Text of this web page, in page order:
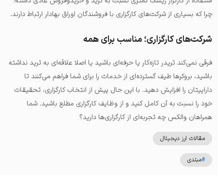
چرا که بسیاری از شرکت‌های کارگزاری با فروشندگان اوراق بهادار ارتباط دارند.
شرکت‌های کارگزاری؛ مناسب برای همه
فرقی نمی‌کند تریدر تازه‌کار یا حرفه‌ای باشید یا اصلا علاقه‌ای به ترید نداشته
باشید، بروکرها طیف گسترده‌ای از خدمات را برای شما فراهم می‌کنند تا
داراییتان را افزایش دهید. با این حال پیش از انتخاب کارگزاری، تحقیقات
خود را نسبت به آن کامل کنید و از وظایف کارگزاری مطلع باشید. شما
همراهان والکس چه تجربه‌ای از کارگزاری‌ها دارید؟
مقالات ارز دیجیتال
#مبتدی